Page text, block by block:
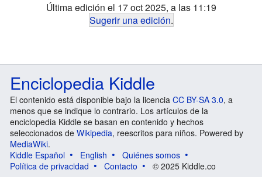
Última edición el 17 oct 2025, a las 11:19
Sugerir una edición.
Enciclopedia Kiddle
El contenido está disponible bajo la licencia CC BY-SA 3.0, a
menos que se indique lo contrario. Los artículos de la
enciclopedia Kiddle se basan en contenido y hechos
seleccionados de Wikipedia, reescritos para niños. Powered by
MediaWiki.
Kiddle Español
English
Quiénes somos
Política de privacidad
Contacto © 2025 Kiddle.co